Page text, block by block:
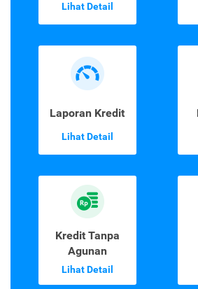
Lihat Detail
Laporan Kredit
Lihat Detail
Kredit Tanpa
Agunan
Lihat Detail